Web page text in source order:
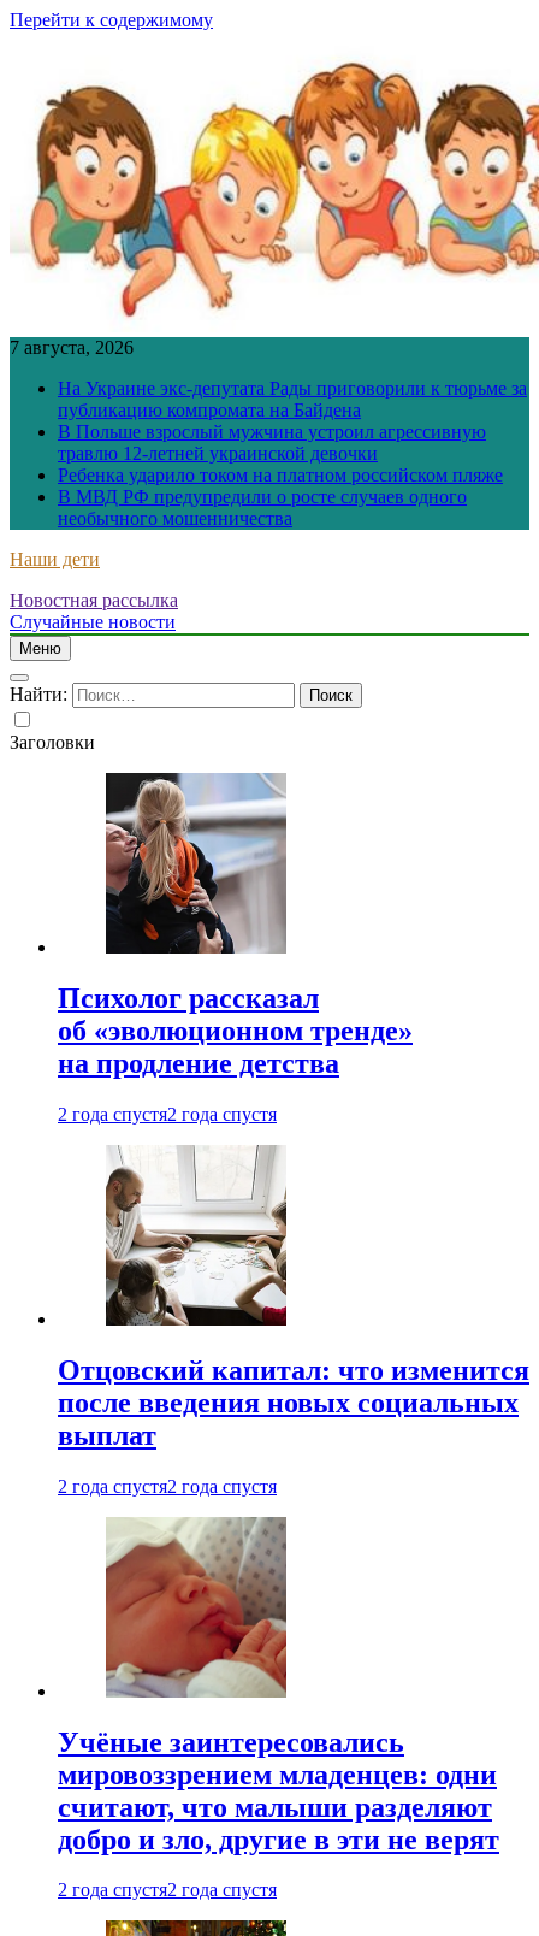
Перейти к содержимому
7 августа, 2026
На Украине экс-депутата Рады приговорили к тюрьме за
публикацию компромата на Байдена
В Польше взрослый мужчина устроил агрессивную
травлю 12-летней украинской девочки
Ребенка ударило током на платном российском пляже
В МВД РФ предупредили о росте случаев одного
необычного мошенничества
Наши дети
Новостная рассылка
Случайные новости
Меню
Найти:
Заголовки
Психолог рассказал
об «эволюционном тренде»
на продление детства
2 года спустя2 года спустя
Отцовский капитал: что изменится
после введения новых социальных
выплат
2 года спустя2 года спустя
Учёные заинтересовались
мировоззрением младенцев: одни
считают, что малыши разделяют
добро и зло, другие в эти не верят
2 года спустя2 года спустя